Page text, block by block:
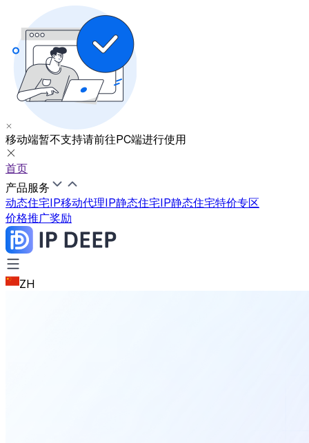
移动端暂不支持请前往PC端进行使用
首页
产品服务
动态住宅IP移动代理IP静态住宅IP静态住宅特价专区
价格推广奖励
ZH